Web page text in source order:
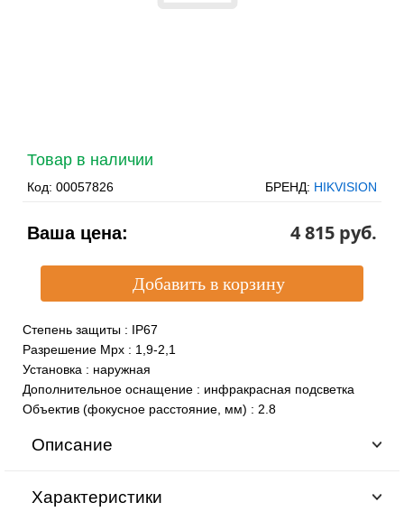
Товар в наличии
Код: 00057826 БРЕНД: HIKVISION
Ваша цена: 4 815 pуб.
Степень защиты : IP67
Разрешение Mpx : 1,9-2,1
Установка : наружная
Дополнительное оснащение : инфракрасная подсветка
Объектив (фокусное расстояние, мм) : 2.8
Описание
Характеристики